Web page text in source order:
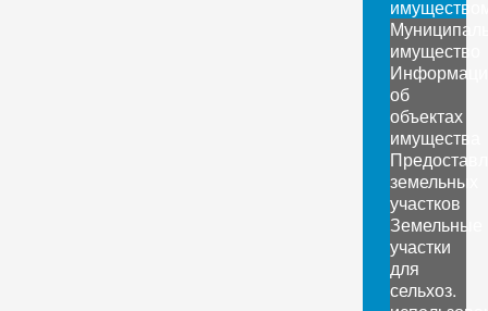
имущество
об
объектах
имущества
земельных
участков
Земельные
участки
для
сельхоз.